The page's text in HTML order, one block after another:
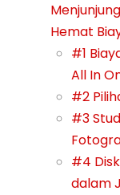
Hemat
#1
All In
#2
#3
#4
dalam